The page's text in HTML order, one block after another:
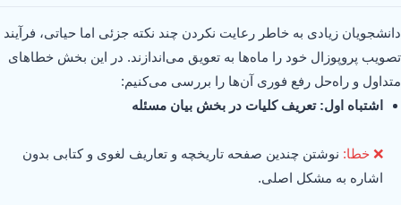
دانشجویان زیادی به خاطر رعایت نکردن چند نکته جزئی اما حیاتی، فرآیند
تصویب پروپوزال خود را ماه‌ها به تعویق می‌اندازند. در این بخش خطاهای
متداول و راه‌حل رفع فوری آن‌ها را بررسی می‌کنیم:
اشتباه اول: تعریف کلیات در بخش بیان مسئله
❌ خطا: نوشتن چندین صفحه تاریخچه و تعاریف لغوی و کتابی بدون
اشاره به مشکل اصلی.